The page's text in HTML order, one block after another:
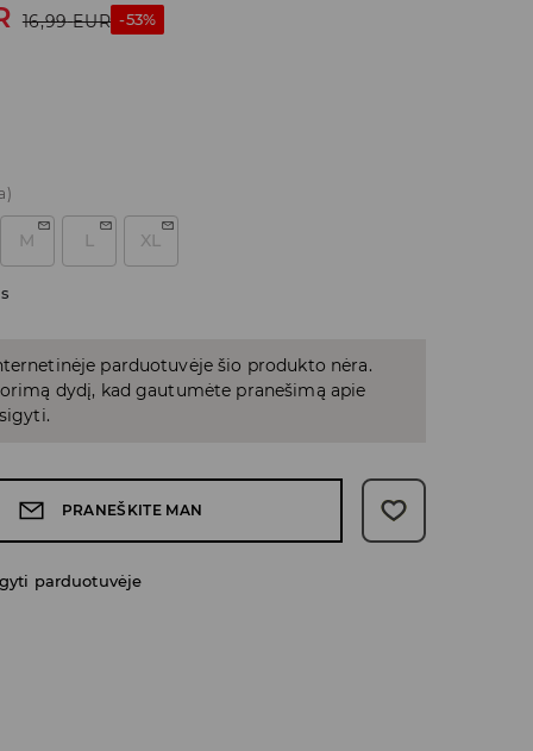
16,99 EUR -53%
M L XL
parduotuvėje šio produkto nėra.
dydį, kad gautumėte pranešimą apie
PRANEŠKITE MAN
parduotuvėje